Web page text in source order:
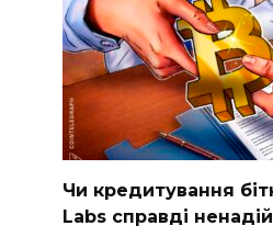
Чи кредитування
Labs справді